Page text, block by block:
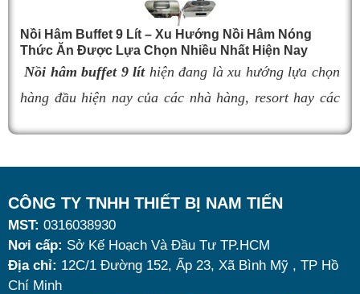
hưởng đến trải nghiệm khách hàng. Vì vậy, việc chọn
đúng sản phẩm giữ nhiệt tốt, bền đẹp và phù hợp nhu
cầu sử dụng là vô cùng quan trọng. Dưới đây là
Nồi Hâm Buffet 9 Lít – Xu Hướng Nồi Hâm Nóng
Thức Ăn Được Lựa Chọn Nhiều Nhất Hiện Nay
Nồi hâm buffet 9 líthiện đang là xu hướng lựa chọn
hàng đầu hiện nay của các nhà hàng, resort hay các
Tuy nhiên, giữa hàng loạt mẫu mã trên thị trường,
đâu là loại phù hợp nhất? Nên chọn nồi hâm buffet
dùng điện hay dùng cồn? Cùng tìm hiểu những tiêu
chí quan trọng giúp bạn chọn được mẫu
CÔNG TY TNHH THIẾT BỊ NAM TIẾN
MST: 0316038930
Nơi cấp: Sở Kế Hoạch Và Đầu Tư TP.HCM
Địa chỉ: 12C/1 Đường 152, Ấp 23, Xã Bình Mỹ , TP Hồ
Chí Minh